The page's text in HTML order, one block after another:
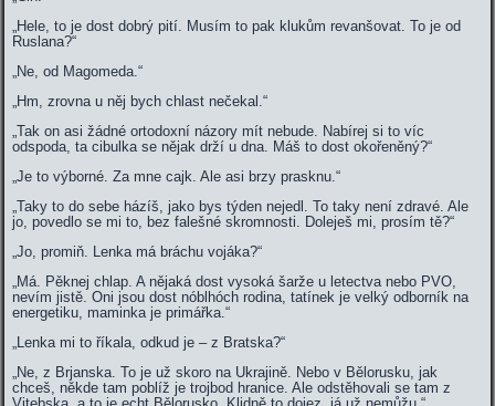
„Hele, to je dost dobrý pití. Musím to pak klukům revanšovat. To je od
Ruslana?“
„Ne, od Magomeda.“
„Hm, zrovna u něj bych chlast nečekal.“
„Tak on asi žádné ortodoxní názory mít nebude. Nabírej si to víc
odspoda, ta cibulka se nějak drží u dna. Máš to dost okořeněný?“
„Je to výborné. Za mne cajk. Ale asi brzy prasknu.“
„Taky to do sebe házíš, jako bys týden nejedl. To taky není zdravé. Ale
jo, povedlo se mi to, bez falešné skromnosti. Doleješ mi, prosím tě?“
„Jo, promiň. Lenka má bráchu vojáka?“
„Má. Pěknej chlap. A nějaká dost vysoká šarže u letectva nebo PVO,
nevím jistě. Oni jsou dost nóblhóch rodina, tatínek je velký odborník na
energetiku, maminka je primářka.“
„Lenka mi to říkala, odkud je – z Bratska?“
„Ne, z Brjanska. To je už skoro na Ukrajině. Nebo v Bělorusku, jak
chceš, někde tam poblíž je trojbod hranice. Ale odstěhovali se tam z